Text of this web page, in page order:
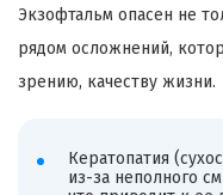
Экзофтальм опасен не
рядом осложнений,
зрению, качеству жизни.
Кератопатия
из-за неполного